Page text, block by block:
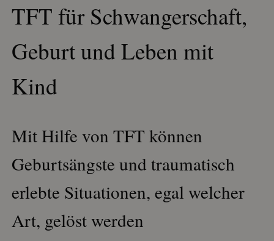
TFT für Schwangerschaft,
Geburt und Leben mit
Kind
Mit Hilfe von TFT können
Geburtsängste und traumatisch
erlebte Situationen, egal welcher
Art, gelöst werden